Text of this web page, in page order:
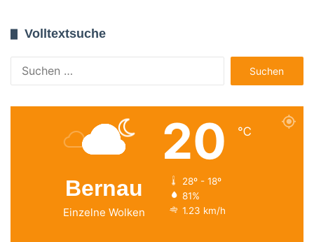
Volltextsuche
nach:
Bernau
Einzelne Wolken
20 ℃
28º - 18º
81%
1.23 km/h